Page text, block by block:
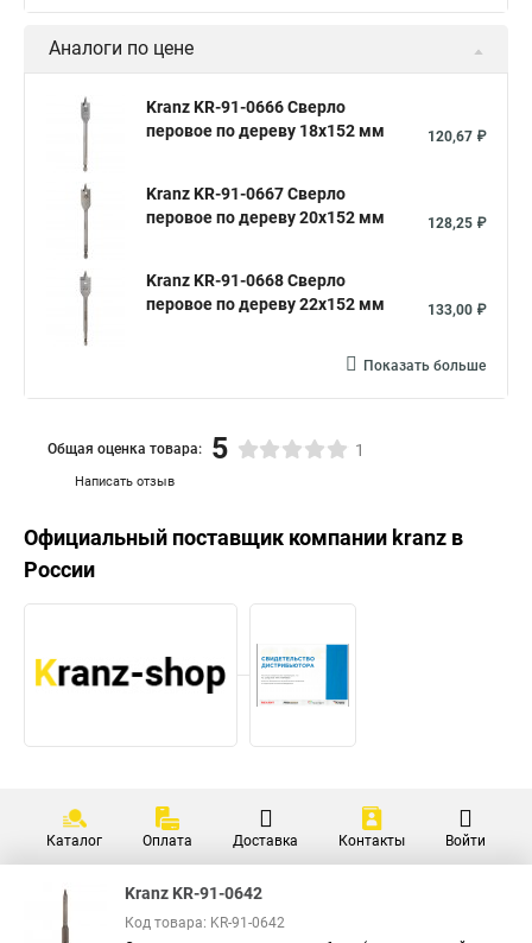
Аналоги по цене
Kranz KR-91-0666 Сверло
перовое по дереву 18х152 мм
120,67 ₽
Kranz KR-91-0667 Сверло
перовое по дереву 20х152 мм
128,25 ₽
Kranz KR-91-0668 Сверло
перовое по дереву 22х152 мм
133,00 ₽
Показать больше
Написать отзыв
Общая оценка товара: 5 1
Официальный поставщик компании kranz в
России
Каталог Оплата Доставка Контакты Войти
Kranz KR-91-0642
Код товара: KR-91-0642